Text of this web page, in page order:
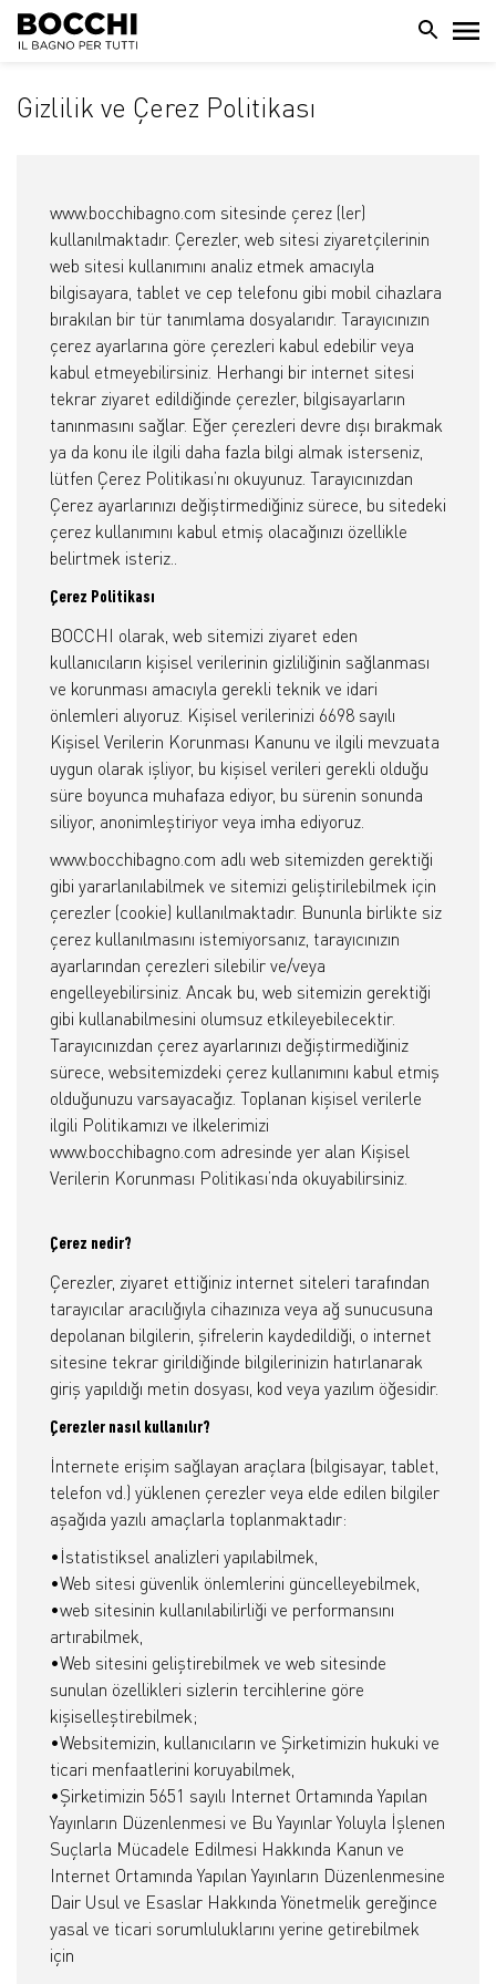
Gizlilik ve Çerez Politikası
www.bocchibagno.com sitesinde çerez (ler)
kullanılmaktadır. Çerezler, web sitesi ziyaretçilerinin
web sitesi kullanımını analiz etmek amacıyla
bilgisayara, tablet ve cep telefonu gibi mobil cihazlara
bırakılan bir tür tanımlama dosyalarıdır. Tarayıcınızın
çerez ayarlarına göre çerezleri kabul edebilir veya
kabul etmeyebilirsiniz. Herhangi bir internet sitesi
tekrar ziyaret edildiğinde çerezler, bilgisayarların
tanınmasını sağlar. Eğer çerezleri devre dışı bırakmak
ya da konu ile ilgili daha fazla bilgi almak isterseniz,
lütfen Çerez Politikası’nı okuyunuz. Tarayıcınızdan
Çerez ayarlarınızı değiştirmediğiniz sürece, bu sitedeki
çerez kullanımını kabul etmiş olacağınızı özellikle
belirtmek isteriz..
Çerez Politikası
BOCCHI olarak, web sitemizi ziyaret eden
kullanıcıların kişisel verilerinin gizliliğinin sağlanması
ve korunması amacıyla gerekli teknik ve idari
önlemleri alıyoruz. Kişisel verilerinizi 6698 sayılı
Kişisel Verilerin Korunması Kanunu ve ilgili mevzuata
uygun olarak işliyor, bu kişisel verileri gerekli olduğu
süre boyunca muhafaza ediyor, bu sürenin sonunda
siliyor, anonimleştiriyor veya imha ediyoruz.
www.bocchibagno.com adlı web sitemizden gerektiği
gibi yararlanılabilmek ve sitemizi geliştirilebilmek için
çerezler (cookie) kullanılmaktadır. Bununla birlikte siz
çerez kullanılmasını istemiyorsanız, tarayıcınızın
ayarlarından çerezleri silebilir ve/veya
engelleyebilirsiniz. Ancak bu, web sitemizin gerektiği
gibi kullanabilmesini olumsuz etkileyebilecektir.
Tarayıcınızdan çerez ayarlarınızı değiştirmediğiniz
sürece, websitemizdeki çerez kullanımını kabul etmiş
olduğunuzu varsayacağız. Toplanan kişisel verilerle
ilgili Politikamızı ve ilkelerimizi
www.bocchibagno.com adresinde yer alan Kişisel
Verilerin Korunması Politikası’nda okuyabilirsiniz.
Çerez nedir?
Çerezler, ziyaret ettiğiniz internet siteleri tarafından
tarayıcılar aracılığıyla cihazınıza veya ağ sunucusuna
depolanan bilgilerin, şifrelerin kaydedildiği, o internet
sitesine tekrar girildiğinde bilgilerinizin hatırlanarak
giriş yapıldığı metin dosyası, kod veya yazılım öğesidir.
Çerezler nasıl kullanılır?
İnternete erişim sağlayan araçlara (bilgisayar, tablet,
telefon vd.) yüklenen çerezler veya elde edilen bilgiler
aşağıda yazılı amaçlarla toplanmaktadır:
•İstatistiksel analizleri yapılabilmek,
•Web sitesi güvenlik önlemlerini güncelleyebilmek,
•web sitesinin kullanılabilirliği ve performansını
artırabilmek,
•Web sitesini geliştirebilmek ve web sitesinde
sunulan özellikleri sizlerin tercihlerine göre
kişiselleştirebilmek;
•Websitemizin, kullanıcıların ve Şirketimizin hukuki ve
ticari menfaatlerini koruyabilmek,
•Şirketimizin 5651 sayılı Internet Ortamında Yapılan
Yayınların Düzenlenmesi ve Bu Yayınlar Yoluyla İşlenen
Suçlarla Mücadele Edilmesi Hakkında Kanun ve
Internet Ortamında Yapılan Yayınların Düzenlenmesine
Dair Usul ve Esaslar Hakkında Yönetmelik gereğince
yasal ve ticari sorumluluklarını yerine getirebilmek
için